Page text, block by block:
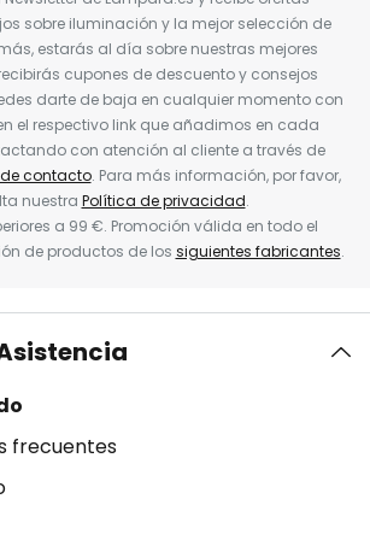
sobre iluminación y la mejor selección de
estarás al día sobre nuestras mejores
cupones de descuento y consejos
darte de baja en cualquier momento con
el respectivo link que añadimos en cada
con atención al cliente a través de
contacto. Para más información, por favor,
nuestra Política de privacidad.
a 99 €. Promoción válida en todo el
de productos de los siguientes fabricantes.
frecuentes